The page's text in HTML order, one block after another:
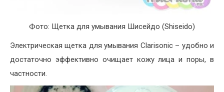
Фото: Щетка для умывания Шисейдо (Shiseido)
Электрическая щетка для умывания Clarisonic – удобно и
достаточно эффективно очищает кожу лица и поры, в
частности.